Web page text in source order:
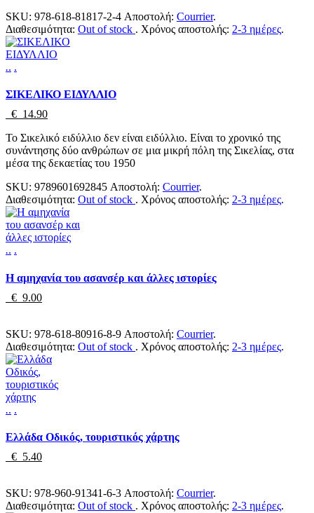
SKU: 978-618-81817-2-4 Αποστολή: Courrier.
Διαθεσιμότητα: Out of stock . Χρόνος αποστολής: 2-3 ημέρες.
.. .
ΣΙΚΕΛΙΚΟ ΕΙΔΥΛΛΙΟ
€ 14.90
Το Σικελικό ειδύλλιο δεν είναι ειδύλλιο. Είναι το χρονικό της
συνάντησης δύο ανθρώπων σε μια μικρή πόλη της Σικελίας, στα
μέσα της δεκαετίας του 1950
SKU: 9789601692845 Αποστολή: Courrier.
Διαθεσιμότητα: Out of stock . Χρόνος αποστολής: 2-3 ημέρες.
.. .
Η αμηχανία του ασανσέρ και άλλες ιστορίες
€ 9.00
SKU: 978-618-80916-8-9 Αποστολή: Courrier.
Διαθεσιμότητα: Out of stock . Χρόνος αποστολής: 2-3 ημέρες.
.. .
Ελλάδα Οδικός, τουριστικός χάρτης
€ 5.40
SKU: 978-960-91341-6-3 Αποστολή: Courrier.
Διαθεσιμότητα: Out of stock . Χρόνος αποστολής: 2-3 ημέρες.